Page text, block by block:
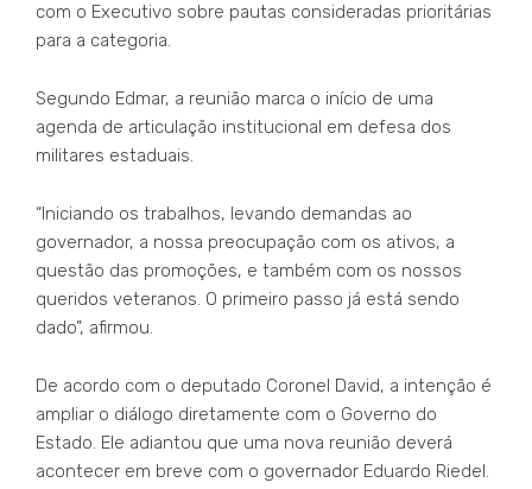
com o Executivo sobre pautas consideradas prioritárias
para a categoria.
Segundo Edmar, a reunião marca o início de uma
agenda de articulação institucional em defesa dos
militares estaduais.
“Iniciando os trabalhos, levando demandas ao
governador, a nossa preocupação com os ativos, a
questão das promoções, e também com os nossos
queridos veteranos. O primeiro passo já está sendo
dado”, afirmou.
De acordo com o deputado Coronel David, a intenção é
ampliar o diálogo diretamente com o Governo do
Estado. Ele adiantou que uma nova reunião deverá
acontecer em breve com o governador Eduardo Riedel.